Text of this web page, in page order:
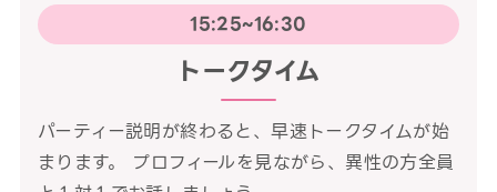
15:25~16:30
トークタイム
パーティー説明が終わると、早速トークタイムが始
まります。 プロフィールを見ながら、異性の方全員